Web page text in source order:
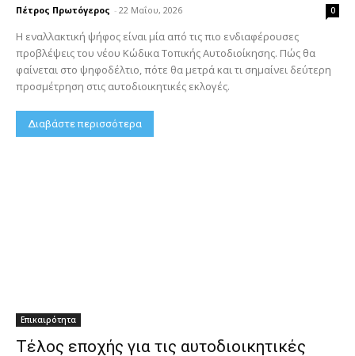
Πέτρος Πρωτόγερος - 22 Μαΐου, 2026 0
Η εναλλακτική ψήφος είναι μία από τις πιο ενδιαφέρουσες
προβλέψεις του νέου Κώδικα Τοπικής Αυτοδιοίκησης. Πώς θα
φαίνεται στο ψηφοδέλτιο, πότε θα μετρά και τι σημαίνει δεύτερη
προσμέτρηση στις αυτοδιοικητικές εκλογές.
Διαβάστε περισσότερα
Επικαιρότητα
Τέλος εποχής για τις αυτοδιοικητικές